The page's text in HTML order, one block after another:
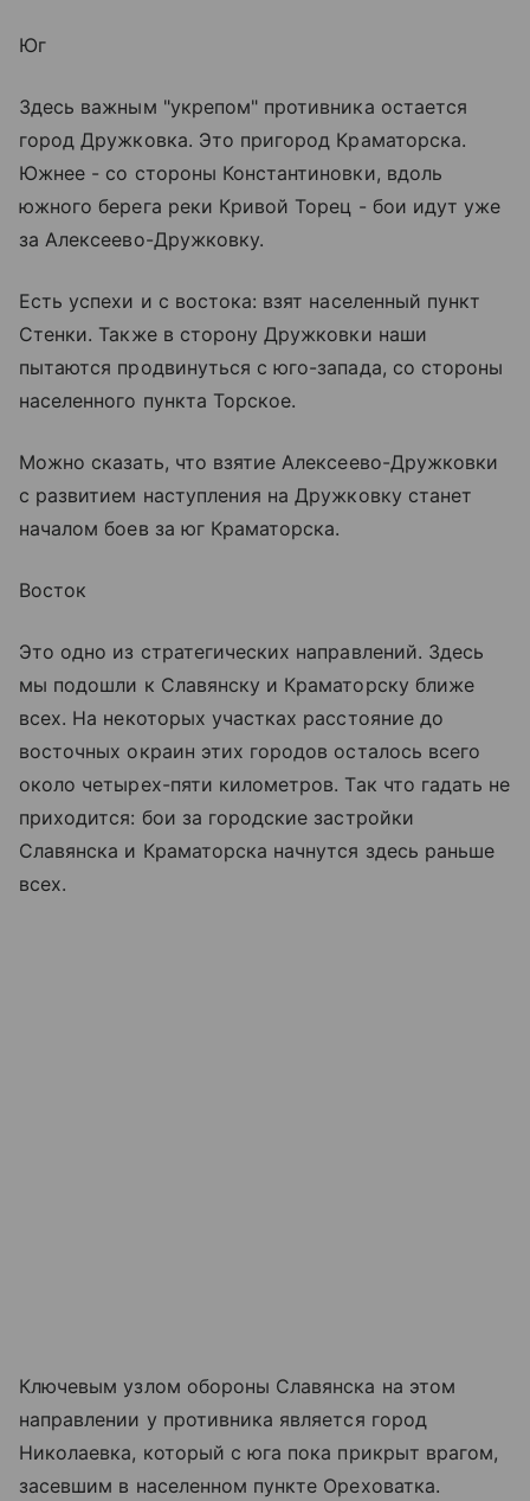
Юг
Здесь важным "укрепом" противника остается
город Дружковка. Это пригород Краматорска.
Южнее - со стороны Константиновки, вдоль
южного берега реки Кривой Торец - бои идут уже
за Алексеево-Дружковку.
Есть успехи и с востока: взят населенный пункт
Стенки. Также в сторону Дружковки наши
пытаются продвинуться с юго-запада, со стороны
населенного пункта Торское.
Можно сказать, что взятие Алексеево-Дружковки
с развитием наступления на Дружковку станет
началом боев за юг Краматорска.
Восток
Это одно из стратегических направлений. Здесь
мы подошли к Славянску и Краматорску ближе
всех. На некоторых участках расстояние до
восточных окраин этих городов осталось всего
около четырех-пяти километров. Так что гадать не
приходится: бои за городские застройки
Славянска и Краматорска начнутся здесь раньше
всех.
Ключевым узлом обороны Славянска на этом
направлении у противника является город
Николаевка, который с юга пока прикрыт врагом,
засевшим в населенном пункте Ореховатка.